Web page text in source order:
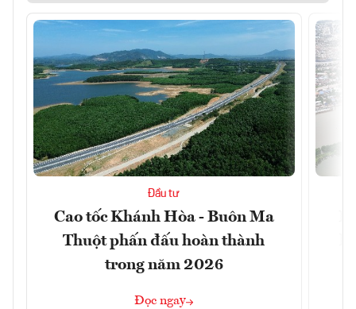
Đầu tư
Cao tốc Khánh Hòa - Buôn Ma
Thuột phấn đấu hoàn thành
trong năm 2026
Đọc ngay